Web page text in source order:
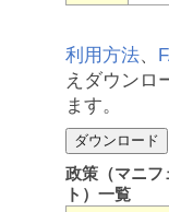
利用方法、
えダウンロ
ます。
政策（マニフ
ト）一覧